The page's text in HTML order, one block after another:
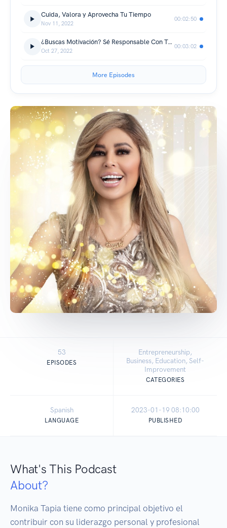
Cuida, Valora y Aprovecha Tu Tiempo
Nov 11, 2022
00:02:50
¿Buscas Motivación? Sé Responsable Con Tus Finanzas
Oct 27, 2022
00:03:02
More Episodes
53
EPISODES
Entrepreneurship,
Business, Education, Self-
Improvement
CATEGORIES
Spanish
LANGUAGE
2023-01-19 08:10:00
PUBLISHED
What's This Podcast
About?
Monika Tapia tiene como principal objetivo el
contribuir con su liderazgo personal y profesional